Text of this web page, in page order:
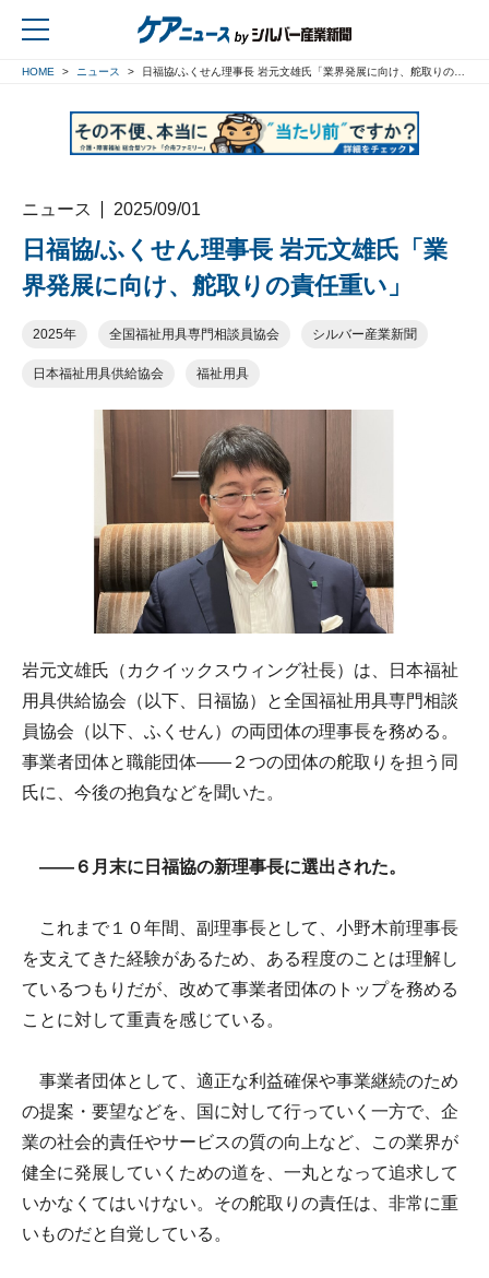
HOME ニュース 日福協/ふくせん理事長 岩元文雄氏「業界発展に向け、舵取りの責任重い」
ニュース 2025/09/01
日福協/ふくせん理事長 岩元文雄氏「業
界発展に向け、舵取りの責任重い」
2025年 全国福祉用具専門相談員協会 シルバー産業新聞
日本福祉用具供給協会 福祉用具
岩元文雄氏（カクイックスウィング社長）は、日本福祉
用具供給協会（以下、日福協）と全国福祉用具専門相談
員協会（以下、ふくせん）の両団体の理事長を務める。
事業者団体と職能団体――２つの団体の舵取りを担う同
氏に、今後の抱負などを聞いた。
――６月末に日福協の新理事長に選出された。
これまで１０年間、副理事長として、小野木前理事長
を支えてきた経験があるため、ある程度のことは理解し
ているつもりだが、改めて事業者団体のトップを務める
ことに対して重責を感じている。
事業者団体として、適正な利益確保や事業継続のため
の提案・要望などを、国に対して行っていく一方で、企
業の社会的責任やサービスの質の向上など、この業界が
健全に発展していくための道を、一丸となって追求して
いかなくてはいけない。その舵取りの責任は、非常に重
いものだと自覚している。